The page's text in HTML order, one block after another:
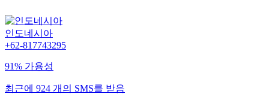
인도네시아
+62-817743295
91% 가용성
최근에 924 개의 SMS를 받음